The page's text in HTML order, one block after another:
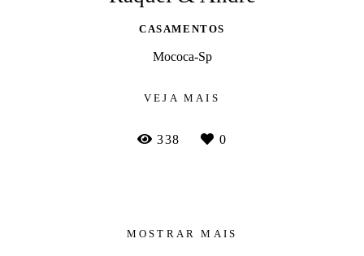
CASAMENTOS
Mococa-Sp
VEJA MAIS
338 0
MOSTRAR MAIS